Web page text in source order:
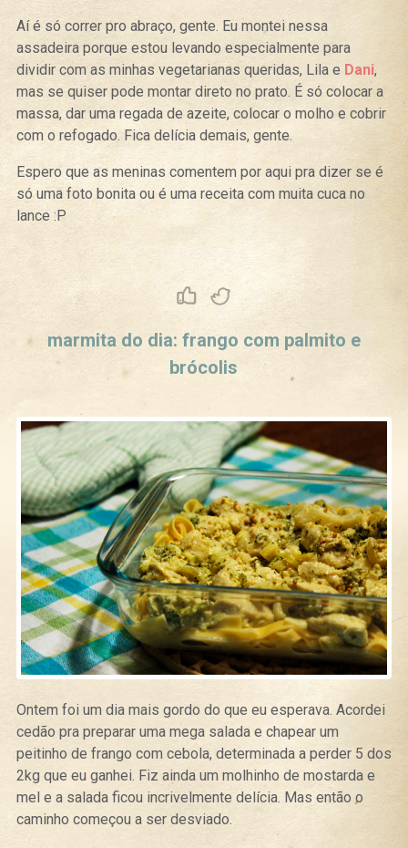
Aí é só correr pro abraço, gente. Eu montei nessa
assadeira porque estou levando especialmente para
dividir com as minhas vegetarianas queridas, Lila e Dani,
mas se quiser pode montar direto no prato. É só colocar a
massa, dar uma regada de azeite, colocar o molho e cobrir
com o refogado. Fica delícia demais, gente.
Espero que as meninas comentem por aqui pra dizer se é
só uma foto bonita ou é uma receita com muita cuca no
lance :P
Curtir Tweet
marmita do dia: frango com palmito e
brócolis
Ontem foi um dia mais gordo do que eu esperava. Acordei
cedão pra preparar uma mega salada e chapear um
peitinho de frango com cebola, determinada a perder 5 dos
2kg que eu ganhei. Fiz ainda um molhinho de mostarda e
mel e a salada ficou incrivelmente delícia. Mas então o
caminho começou a ser desviado.